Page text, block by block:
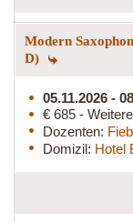
Modern
D)
05.11.2026 -
€ 685 -
Dozenten:
Domizil: Hotel